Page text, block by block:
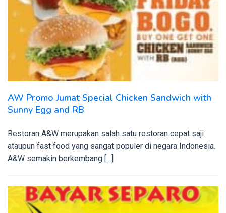
AW Promo Jumat Special Chicken Sandwich with
Sunny Egg and RB
Restoran A&W merupakan salah satu restoran cepat saji
ataupun fast food yang sangat populer di negara Indonesia.
A&W semakin berkembang […]